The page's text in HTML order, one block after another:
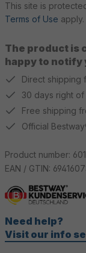
The product is
happy to notify
This site is
Terms of Use apply.
Direct shipping
30 days right of
Free shipping
Official
Product number:
EAN / GTIN:
Need help?
Visit our info